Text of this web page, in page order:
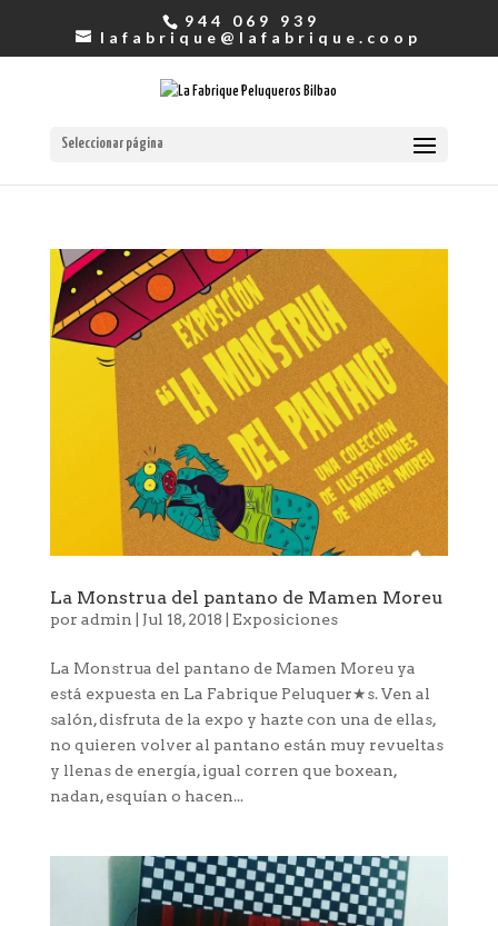
944 069 939
lafabrique@lafabrique.coop
Seleccionar página
La Monstrua del pantano de Mamen Moreu
por admin Jul 18, 2018 Exposiciones
La Monstrua del pantano de Mamen Moreu ya
está expuesta en La Fabrique Peluquer★s. Ven al
salón, disfruta de la expo y hazte con una de ellas,
no quieren volver al pantano están muy revueltas
y llenas de energía, igual corren que boxean,
nadan, esquían o hacen...